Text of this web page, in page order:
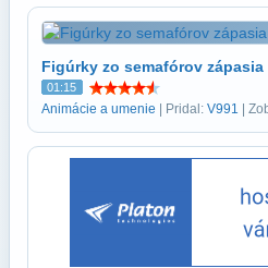
Figúrky zo semafórov zápasia
01:15
Animácie a umenie | Pridal: V991 |